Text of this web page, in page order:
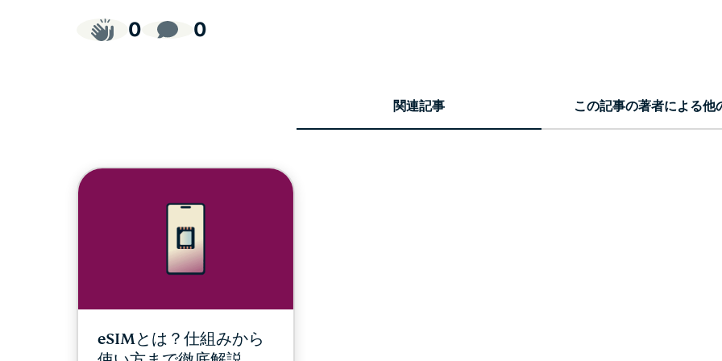
0 0
関連記事 この記事の著者による他
eSIMとは？仕組みから